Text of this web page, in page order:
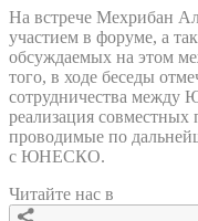
На встрече Мехрибан
участием в форуме, а
обсуждаемых на этом
того, в ходе беседы
сотрудничества
реализация совместных
проводимые по
с ЮНЕСКО.
Читайте нас в